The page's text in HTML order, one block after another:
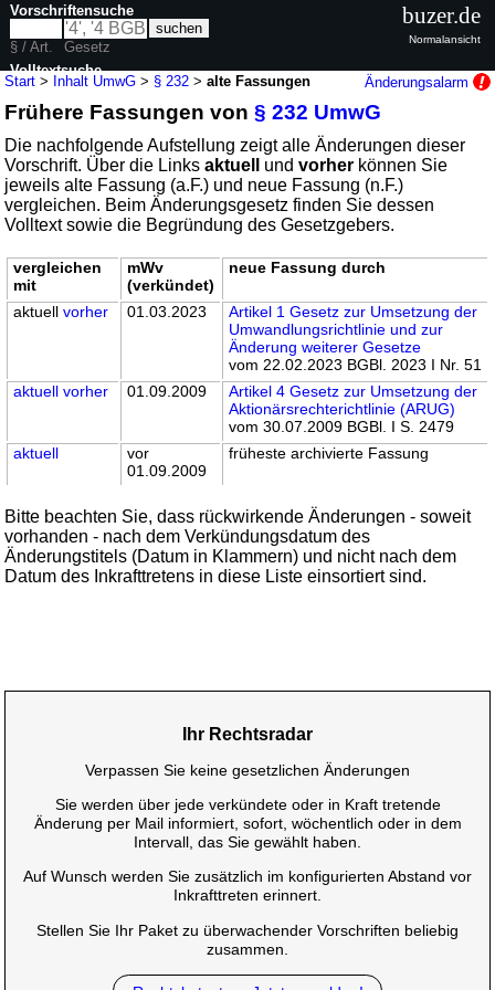
Start > Inhalt UmwG > § 232 >alte Fassungen Änderungsalarm
Frühere Fassungen von§ 232 UmwG
Die nachfolgende Aufstellung zeigt alle Änderungen dieser
Vorschrift. Über die Linksaktuell undvorher können Sie
jeweils alte Fassung (a.F.) und neue Fassung (n.F.)
vergleichen. Beim Änderungsgesetz finden Sie dessen
Volltext sowie die Begründung des Gesetzgebers.
vergleichen
mit
mWv
(verkündet)
neue Fassung durch
aktuellvorher 01.03.2023
Artikel 1 Gesetz zur Umsetzung der
Umwandlungsrichtlinie und zur
Änderung weiterer Gesetze
vom 22.02.2023 BGBl. 2023 I Nr. 51
aktuell vorher 01.09.2009
Artikel 4 Gesetz zur Umsetzung der
Aktionärsrechterichtlinie (ARUG)
vom 30.07.2009 BGBl. I S. 2479
aktuell
vor
01.09.2009
früheste archivierte Fassung
Bitte beachten Sie, dass rückwirkende Änderungen - soweit
vorhanden - nach dem Verkündungsdatum des
Änderungstitels (Datum in Klammern) und nicht nach dem
Datum des Inkrafttretens in diese Liste einsortiert sind.
Vorschriftensuche
§ / Art.
Gesetz
Volltextsuche
nur in UmwG
buzer.de
Normalansicht
Ihr Rechtsradar
Verpassen Sie keine gesetzlichen Änderungen
Sie werden über jede verkündete oder in Kraft tretende
Änderung per Mail informiert, sofort, wöchentlich oder in dem
Intervall, das Sie gewählt haben.
Auf Wunsch werden Sie zusätzlich im konfigurierten Abstand vor
Inkrafttreten erinnert.
Stellen Sie Ihr Paket zu überwachender Vorschriften beliebig
zusammen.